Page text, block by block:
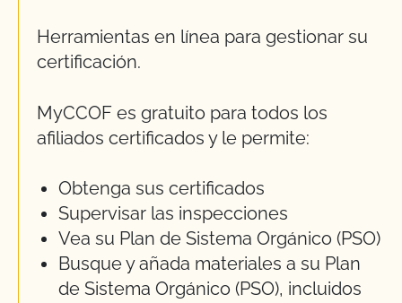
Herramientas en línea para gestionar su
certificación.
MyCCOF es gratuito para todos los
afiliados certificados y le permite:
Obtenga sus certificados
Supervisar las inspecciones
Vea su Plan de Sistema Orgánico (PSO)
Busque y añada materiales a su Plan
de Sistema Orgánico (PSO), incluidos